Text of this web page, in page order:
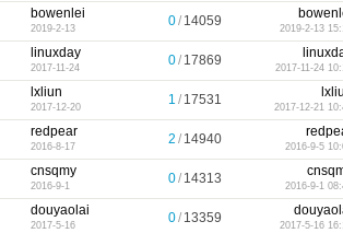
bowenlei
2019-2-13
0/ 14059
2019-2-13
linuxday
2017-11-24
0/ 17869
2017-11-24
lxliun
2017-12-20
1 / 17531
2017-12-21
redpear
2016-8-17
2 / 14940
2016-9-5
cnsqmy
2016-9-1
0/ 14313
2016-9-1
douyaolai
2017-5-16
0/ 13359
2017-5-16